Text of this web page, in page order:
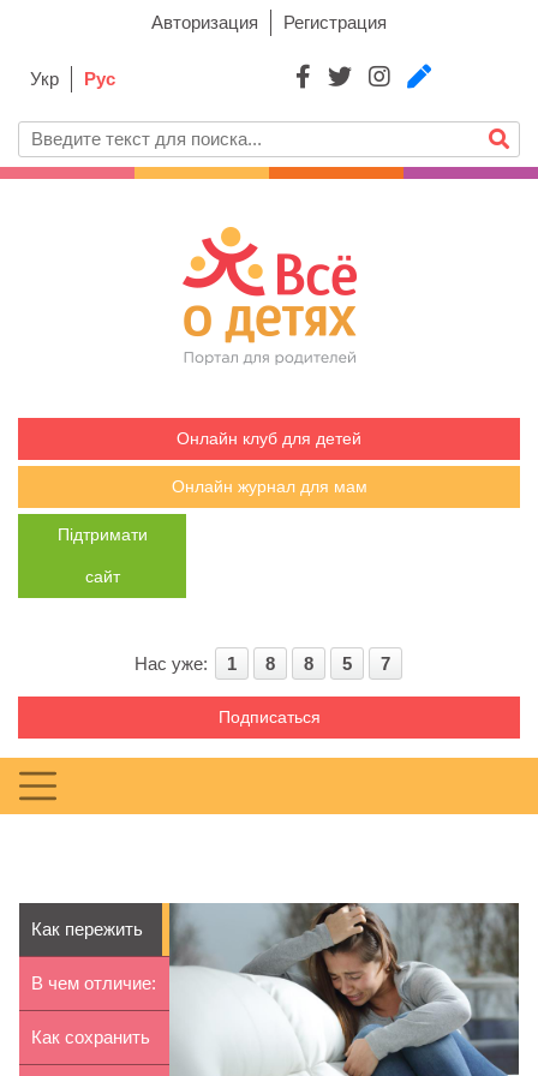
Авторизация Регистрация
Укр Рус
Онлайн клуб для детей
Онлайн журнал для мам
Підтримати
сайт
Нас уже: 1 8 8 5 7
Подписаться
Как пережить
смерть
ребенка
В чем отличие:
роллы, суши,
Как сохранить